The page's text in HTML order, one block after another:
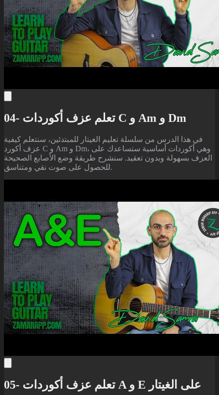
04- تعلم عزف أكوردات C و Am و Dm
في هذا الدرس من سلسلة تعليم الغيتار للمبتدئين، سنتعلم كيفية
عزف أكورد C و Am و Dm، وهي أكوردات أساسية ستساعدك على
العزف بسهولة وبدون تعقيد. سنشرح طريقة وضع الأصابع الصحيحة
للحصول على صوت نقي ومتناسق.
05- تعلم عزف أكوردات A و E على الغيتار